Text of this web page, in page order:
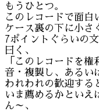
もうひとつ。
このレコードで面白
ケース裏の下に小さ
7ポイントぐらいの
曰く、
「このレコードを
音・複製し、あるい
われわれの歓迎する
いま薦めるかといえ
ん～、